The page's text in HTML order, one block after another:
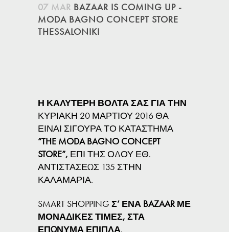
07 MAR BAZAAR IS COMING UP -
MODA BAGNO CONCEPT STORE
THESSALONIKI
Η ΚΑΛΥΤΕΡΗ ΒΟΛΤΑ ΣΑΣ ΓΙΑ ΤΗΝ
ΚΥΡΙΑΚΗ 20 ΜΑΡΤΙΟΥ 2016 ΘΑ
ΕΙΝΑΙ ΣΙΓΟΥΡΑ ΤΟ ΚΑΤΑΣΤΗΜΑ
“THE MODA BAGNO CONCEPT
STORE”, ΕΠΙ ΤΗΣ ΟΔΟΥ ΕΘ.
ΑΝΤΙΣΤΑΣΕΩΣ 135 ΣΤΗΝ
ΚΑΛΑΜΑΡΙΑ.
SMART SHOPPING Σ’ ΕΝΑ BAZAARΜΕ
ΜΟΝΑΔΙΚΕΣ ΤΙΜΕΣ, ΣΤΑ
ΕΠΩΝΥΜΑ ΕΠΙΠΛΑ.